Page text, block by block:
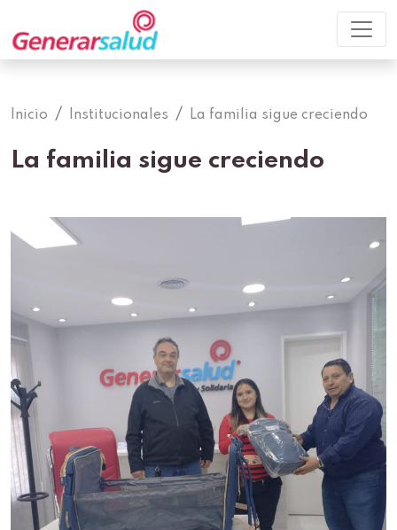
Inicio Institucionales La familia sigue creciendo
La familia sigue creciendo